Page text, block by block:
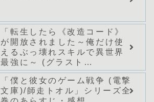
「転生したら《改造コード》
が開放されました～俺だけ使
えるぶっ壊れスキルで異世界
最強に～ (グラスト
NOVELS)/どまどま」シリー
ズ全巻のあらすじ・感想
「僕と彼女のゲーム戦争 (電撃
文庫)/師走トオル」シリーズ全